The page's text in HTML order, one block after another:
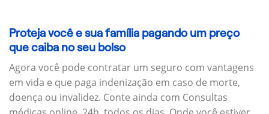
Proteja você e sua família pagando um preço
que caiba no seu bolso
Agora você pode contratar um seguro com vantagens
em vida e que paga indenização em caso de morte,
doença ou invalidez. Conte ainda com Consultas